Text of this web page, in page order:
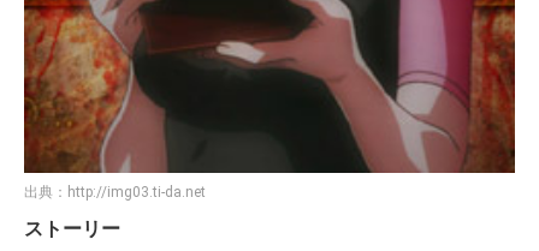
出典： http://img03.ti-da.net
ストーリー